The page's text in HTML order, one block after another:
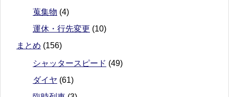
蒐集物 (4)
運休・行先変更 (10)
まとめ (156)
シャッタースピード (49)
ダイヤ (61)